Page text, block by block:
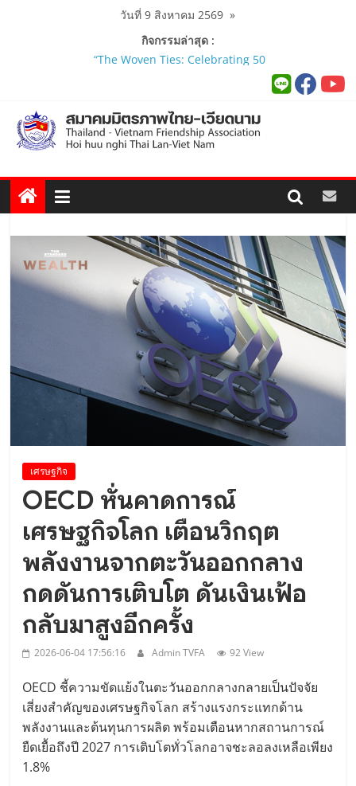
วันที่ 9 สิงหาคม 2569»
กิจกรรมล่าสุด :
สมาคมมิตรภาพไทย-เวียดนามร่วมพิธี
Viet Nam Connect Forum ..
สมาคมร่วมนำนักศึกษาเวียดนาม
โครงการหลักสูตรภาษาอังกฤษเร่งรัด
นายกสมาคมมิตรภาพไทย-เวียดนาม
รัฐมนตรีว่าการกระทรวงมหาดไทย
เยือนเวียดนามอย่างเป็นทางการ..
ผู้นำเวียดนาม-ไทย ร่วมแสดงวิสัยทัศน์
งาน Thailand–Vietnam Business
Forum 2026 เฉลิมฉลอง 50 ปีความ
สัมพันธ์ทางการทูต..
นายกสมาคมฯ ร่วมพิธีเปิดนิทรรศการ
“The Woven Ties: Celebrating 50
Years of Thailand-Viet Nam
Diplomatic Relations”..
เศรษฐกิจ
OECD หั่นคาดการณ์
เศรษฐกิจโลก เตือนวิกฤต
พลังงานจากตะวันออกกลาง
กดดันการเติบโต ดันเงินเฟ้อ
กลับมาสูงอีกครั้ง
2026-06-04 17:56:16 Admin TVFA 92 View
OECD ชี้ความขัดแย้งในตะวันออกกลางกลายเป็นปัจจัย
เสี่ยงสำคัญของเศรษฐกิจโลก สร้างแรงกระแทกด้าน
พลังงานและต้นทุนการผลิต พร้อมเตือนหากสถานการณ์
ยืดเยื้อถึงปี 2027 การเติบโตทั่วโลกอาจชะลอลงเหลือเพียง
1.8%